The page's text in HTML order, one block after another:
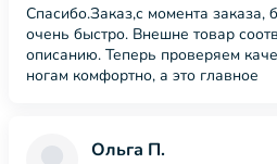
Спасибо.Заказ,с момента заказа,
очень быстро. Внешне товар
описанию. Теперь проверяем
ногам комфортно, а это главное
Ольга П.